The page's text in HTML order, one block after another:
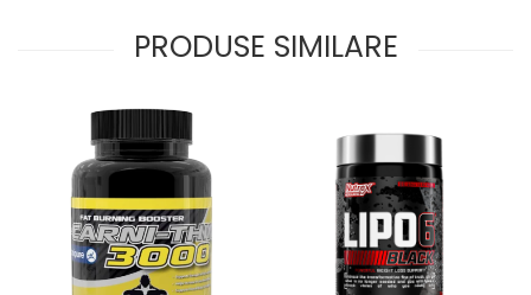
PRODUSE SIMILARE